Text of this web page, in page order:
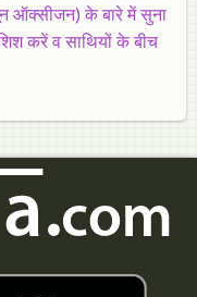
ऑक्सीजन) के बारे में सुना
करें व साथियों के बीच